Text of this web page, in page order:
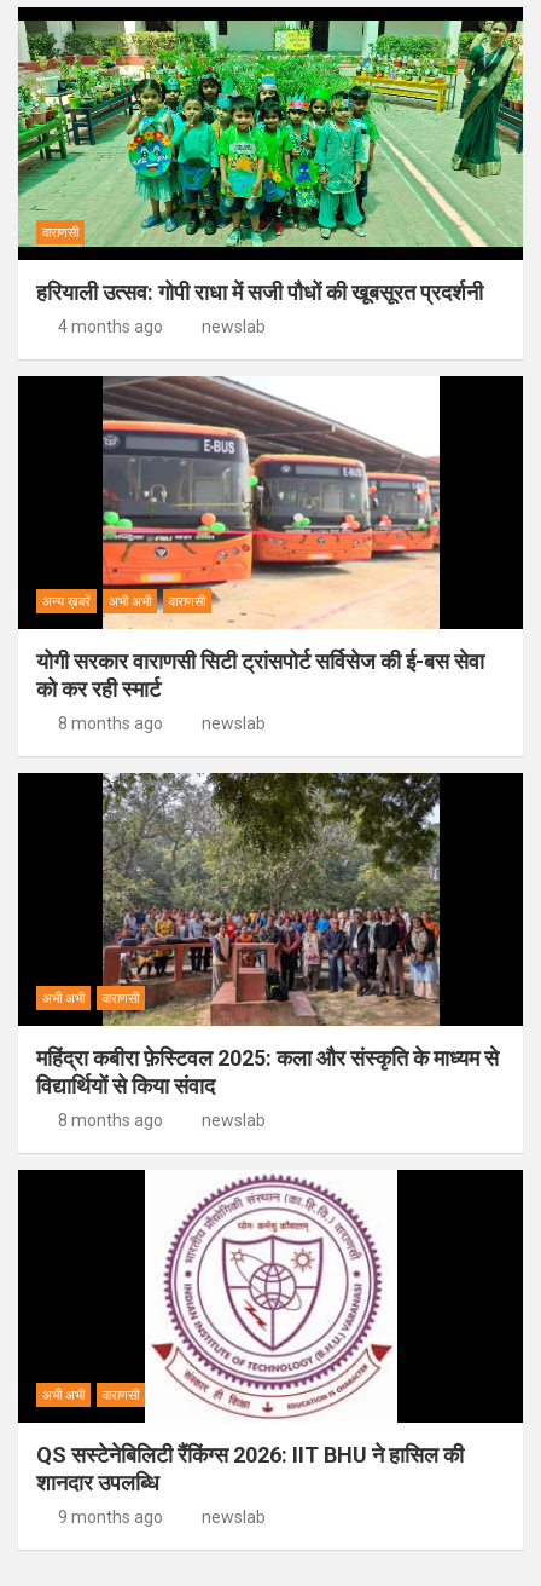
वाराणसी
हरियाली उत्सव: गोपी राधा में सजी पौधों की खूबसूरत प्रदर्शनी
4 months ago newslab
अन्य ख़बरें अभी अभी वाराणसी
योगी सरकार वाराणसी सिटी ट्रांसपोर्ट सर्विसेज की ई-बस सेवा
को कर रही स्मार्ट
8 months ago newslab
अभी अभी वाराणसी
महिंद्रा कबीरा फ़ेस्टिवल 2025: कला और संस्कृति के माध्यम से
विद्यार्थियों से किया संवाद
8 months ago newslab
अभी अभी वाराणसी
QS सस्टेनेबिलिटी रैंकिंग्स 2026: IIT BHU ने हासिल की
शानदार उपलब्धि
9 months ago newslab